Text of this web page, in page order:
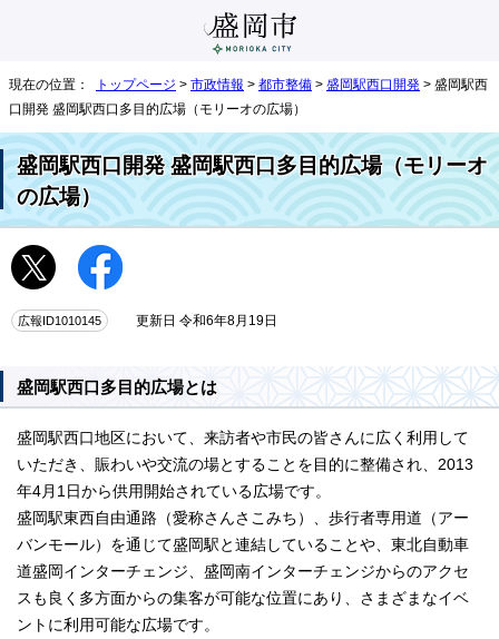
現在の位置： トップページ > 市政情報 > 都市整備 > 盛岡駅西口開発 > 盛岡駅西
口開発 盛岡駅西口多目的広場（モリーオの広場）
盛岡駅西口開発 盛岡駅西口多目的広場（モリーオ
の広場）
広報ID1010145 更新日 令和6年8月19日
盛岡駅西口多目的広場とは
盛岡駅西口地区において、来訪者や市民の皆さんに広く利用して
いただき、賑わいや交流の場とすることを目的に整備され、2013
年4月1日から供用開始されている広場です。
盛岡駅東西自由通路（愛称さんさこみち）、歩行者専用道（アー
バンモール）を通じて盛岡駅と連結していることや、東北自動車
道盛岡インターチェンジ、盛岡南インターチェンジからのアクセ
スも良く多方面からの集客が可能な位置にあり、さまざまなイベ
ントに利用可能な広場です。